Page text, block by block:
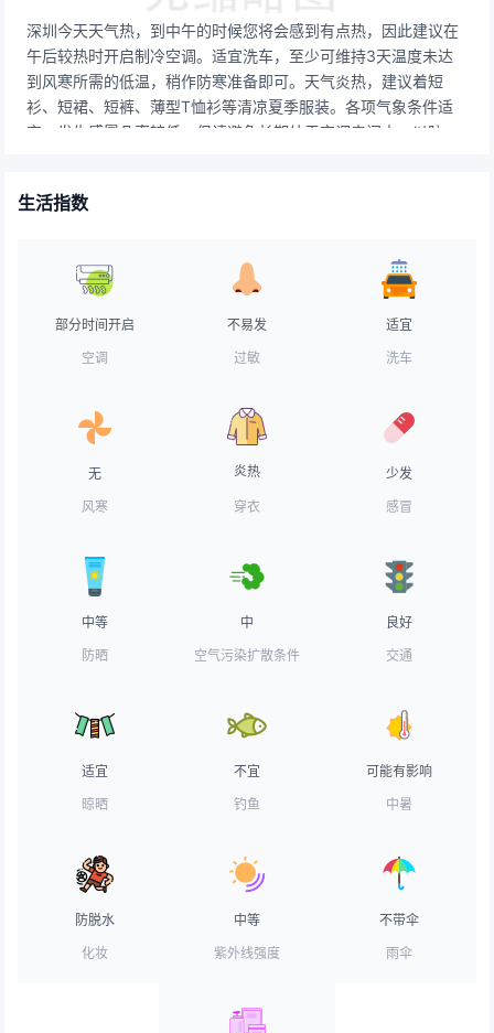
深圳今天天气热，到中午的时候您将会感到有点热，因此建议在
午后较热时开启制冷空调。适宜洗车，至少可维持3天温度未达
到风寒所需的低温，稍作防寒准备即可。天气炎热，建议着短
衫、短裙、短裤、薄型T恤衫等清凉夏季服装。各项气象条件适
宜，发生感冒几率较低。但请避免长期处于空调房间中，以防感
清除无明显影响。天气较好，路面干燥，交通气象条件良好，车
物搬出来吸收一下太阳的味道吧！天气太热，不适合垂钓。中暑
等级不高，但体质较弱者可能中暑，注意适时通风，保证环境温
和胭脂，经常补粉。
生活指数
部分时间开启
空调
不易发
过敏
适宜
洗车
无
风寒
炎热
穿衣
少发
感冒
中等
防晒
中
空气污染扩散条件
良好
交通
适宜
晾晒
不宜
钓鱼
可能有影响
中暑
防脱水
化妆
中等
紫外线强度
不带伞
雨伞